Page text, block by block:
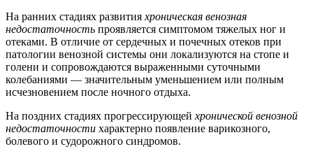
На ранних стадиях развития хроническая венозная
недостаточность проявляется симптомом тяжелых ног и
отеками. В отличие от сердечных и почечных отеков при
патологии венозной системы они локализуются на стопе и
голени и сопровождаются выраженными суточными
колебаниями — значительным уменьшением или полным
исчезновением после ночного отдыха.
На поздних стадиях прогрессирующей хронической венозной
недостаточности характерно появление варикозного,
болевого и судорожного синдромов.